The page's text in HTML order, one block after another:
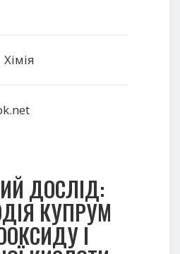
Хімія
ДОСЛІД:
КУПРУМ
І